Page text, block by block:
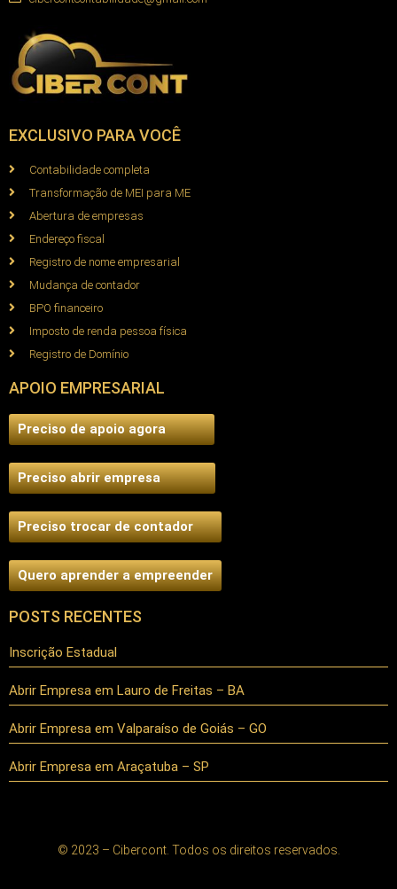
EXCLUSIVO PARA VOCÊ
Contabilidade completa
Transformação de MEI para ME
Abertura de empresas
Endereço fiscal
Registro de nome empresarial
Mudança de contador
BPO financeiro
Imposto de renda pessoa física
Registro de Domínio
APOIO EMPRESARIAL
Preciso de apoio agora
Preciso abrir empresa
Preciso trocar de contador
Quero aprender a empreender
POSTS RECENTES
Inscrição Estadual
Abrir Empresa em Lauro de Freitas – BA
Abrir Empresa em Valparaíso de Goiás – GO
Abrir Empresa em Araçatuba – SP
© 2023 – Cibercont. Todos os direitos reservados.